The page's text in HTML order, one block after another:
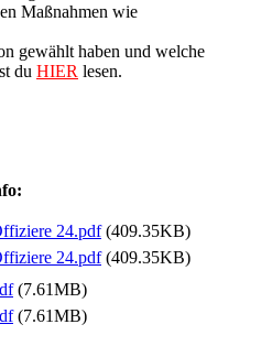
Maßnahmen wie
gewählt haben und welche
du HIER lesen.
24.pdf(409.35KB)
24.pdf(409.35KB)
(7.61MB)
(7.61MB)